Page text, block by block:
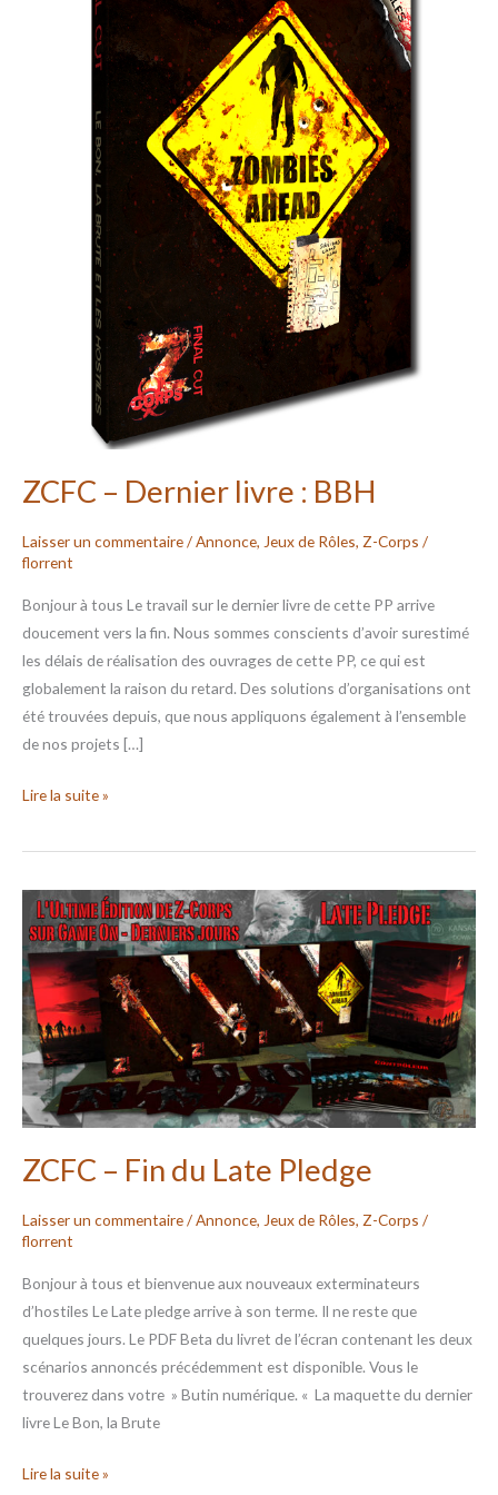
ZCFC – Dernier livre : BBH
Laisser un commentaire/Annonce, Jeux de Rôles, Z-Corps /
florrent
Bonjour à tous Le travail sur le dernier livre de cette PP arrive
doucement vers la fin. Nous sommes conscients d’avoir surestimé
les délais de réalisation des ouvrages de cette PP, ce qui est
globalement la raison du retard. Des solutions d’organisations ont
été trouvées depuis, que nous appliquons également à l’ensemble
de nos projets […]
Lire la suite »
ZCFC – Fin du Late Pledge
Laisser un commentaire/Annonce, Jeux de Rôles, Z-Corps /
florrent
Bonjour à tous et bienvenue aux nouveaux exterminateurs
d’hostiles Le Late pledge arrive à son terme. Il ne reste que
quelques jours. Le PDF Beta du livret de l’écran contenant les deux
scénarios annoncés précédemment est disponible. Vous le
trouverez dans votre » Butin numérique. « La maquette du dernier
livre Le Bon, la Brute
ZCFC
–
Fin
du
Late
Pledge
Lire la suite »